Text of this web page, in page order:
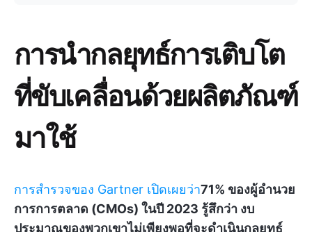
การนำกลยุทธ์การเติบโต
ที่ขับเคลื่อนด้วยผลิตภัณฑ์
มาใช้
การสำรวจของ Gartner เปิดเผยว่า71% ของผู้อำนวย
การการตลาด (CMOs) ในปี 2023 รู้สึกว่า งบ
ประมาณของพวกเขาไม่เพียงพอที่จะดำเนินกลยุทธ์